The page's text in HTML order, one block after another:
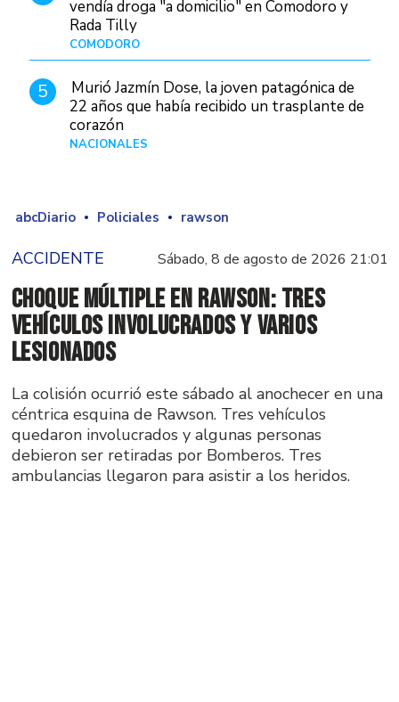
vendía droga "a domicilio" en Comodoro y
Rada Tilly
COMODORO
5
Murió Jazmín Dose, la joven patagónica de
22 años que había recibido un trasplante de
corazón
NACIONALES
abcDiario Policiales rawson
ACCIDENTE Sábado, 8 de agosto de 2026 21:01
Choque múltiple en Rawson: tres
vehículos involucrados y varios
lesionados
La colisión ocurrió este sábado al anochecer en una
céntrica esquina de Rawson. Tres vehículos
quedaron involucrados y algunas personas
debieron ser retiradas por Bomberos. Tres
ambulancias llegaron para asistir a los heridos.